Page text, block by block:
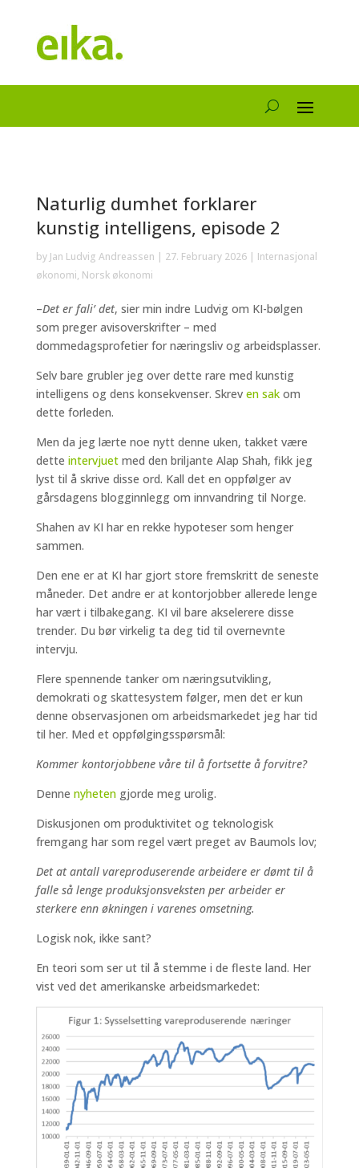
Naturlig dumhet forklarer
kunstig intelligens, episode 2
by Jan Ludvig Andreassen | 27. February 2026| Internasjonal
økonomi, Norsk økonomi
–Det er fali’ det, sier min indre Ludvig om KI-bølgen
som preger avisoverskrifter – med
dommedagsprofetier for næringsliv og arbeidsplasser.
Selv bare grubler jeg over dette rare med kunstig
intelligens og dens konsekvenser. Skrev en sakom
dette forleden.
Men da jeg lærte noe nytt denne uken, takket være
dette intervjuetmed den briljante Alap Shah, fikk jeg
lyst til å skrive disse ord. Kall det en oppfølger av
gårsdagens blogginnlegg om innvandring til Norge.
Shahen av KI har en rekke hypoteser som henger
sammen.
Den ene er at KI har gjort store fremskritt de seneste
måneder. Det andre er at kontorjobber allerede lenge
har vært i tilbakegang. KI vil bare akselerere disse
trender. Du bør virkelig ta deg tid til overnevnte
intervju.
Flere spennende tanker om næringsutvikling,
demokrati og skattesystem følger, men det er kun
denne observasjonen om arbeidsmarkedet jeg har tid
til her. Med et oppfølgingsspørsmål:
Kommer kontorjobbene våre til å fortsette å forvitre?
Denne nyhetengjorde meg urolig.
Diskusjonen om produktivitet og teknologisk
fremgang har som regel vært preget av Baumols lov;
Det at antall vareproduserende arbeidere er dømt til å
falle så lenge produksjonsveksten per arbeider er
sterkere enn økningen i varenes omsetning.
Logisk nok, ikke sant?
En teori som ser ut til å stemme i de fleste land. Her
vist ved det amerikanske arbeidsmarkedet: